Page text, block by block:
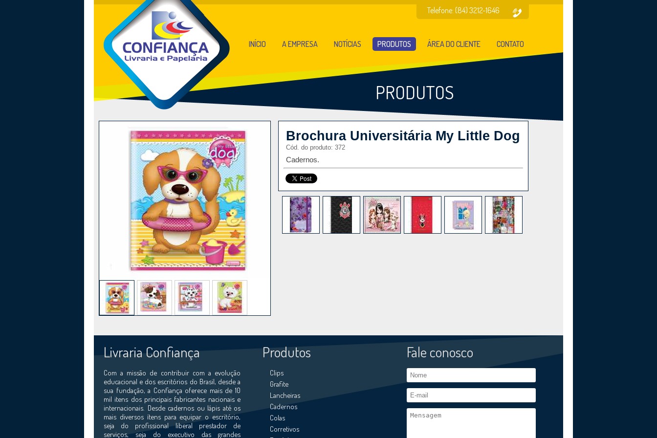
Telefone: (84) 3212-1646
INÍCIO A EMPRESA NOTÍCIAS PRODUTOS ÁREA DO CLIENTE CONTATO
PRODUTOS
Brochura Universitária My Little Dog
Cód. do produto: 372
Cadernos.
Livraria Confiança
Com a missão de contribuir com a evolução
educacional e dos escritórios do Brasil, desde a
sua fundação, a Confiança oferece mais de 10
mil itens dos principais fabricantes nacionais e
internacionais. Desde cadernos ou lápis até os
mais diversos ítens para equipar o escritório,
seja do profissional liberal prestador de
serviços, seja do executivo das grandes
Produtos
Clips
Grafite
Lancheiras
Cadernos
Colas
Corretivos
Fale conosco